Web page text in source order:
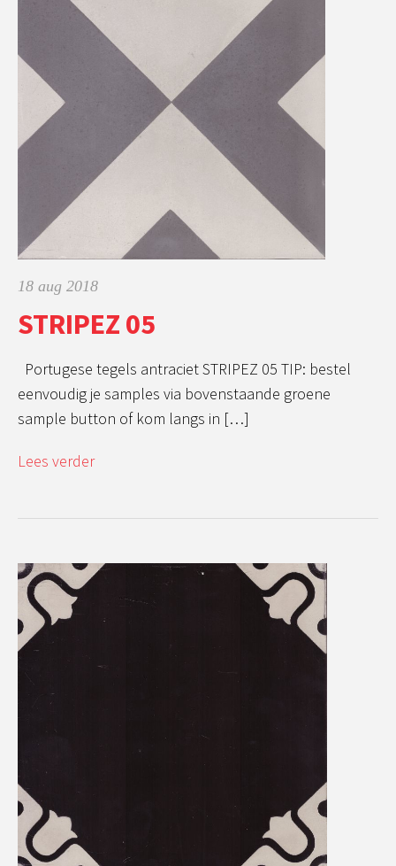
18 aug 2018
STRIPEZ 05
Portugese tegels antraciet STRIPEZ 05 TIP: bestel
eenvoudig je samples via bovenstaande groene
sample button of kom langs in […]
Lees verder